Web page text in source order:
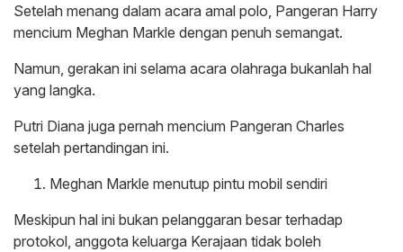
Setelah menang dalam acara amal polo, Pangeran Harry
mencium Meghan Markle dengan penuh semangat.
Namun, gerakan ini selama acara olahraga bukanlah hal
yang langka.
Putri Diana juga pernah mencium Pangeran Charles
setelah pertandingan ini.
Meghan Markle menutup pintu mobil sendiri
Meskipun hal ini bukan pelanggaran besar terhadap
protokol, anggota keluarga Kerajaan tidak boleh